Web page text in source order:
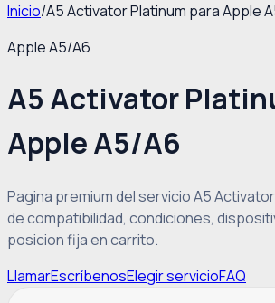
Inicio/A5 Activator Platinum para Apple
Apple A5/A6
A5 Activator
Apple A5/A6
Pagina premium del servicio A5
de compatibilidad, condiciones,
posicion fija en carrito.
LlamarEscríbenosElegir servicioFAQ